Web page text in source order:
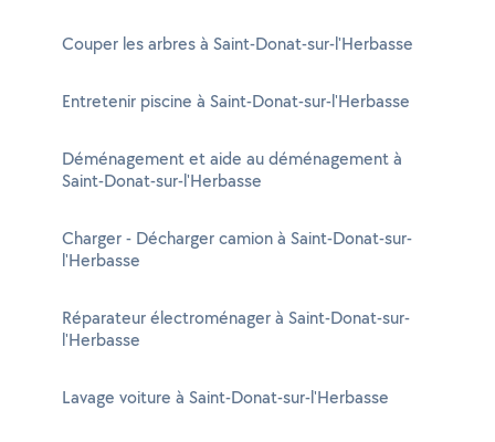
Couper les arbres à Saint-Donat-sur-l'Herbasse
Entretenir piscine à Saint-Donat-sur-l'Herbasse
Déménagement et aide au déménagement à
Saint-Donat-sur-l'Herbasse
Charger - Décharger camion à Saint-Donat-sur-
l'Herbasse
Réparateur électroménager à Saint-Donat-sur-
l'Herbasse
Lavage voiture à Saint-Donat-sur-l'Herbasse